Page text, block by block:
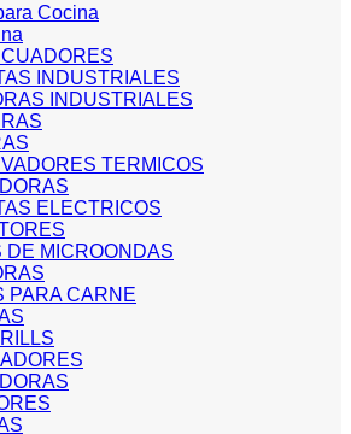
Cocina
INDUSTRIALES
INDUSTRIALES
TERMICOS
ELECTRICOS
DE MICROONDAS
PARA CARNE